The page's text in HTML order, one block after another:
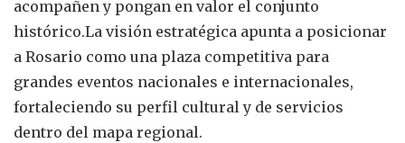
acompañen y pongan en valor el conjunto
histórico.La visión estratégica apunta a posicionar
a Rosario como una plaza competitiva para
grandes eventos nacionales e internacionales,
fortaleciendo su perfil cultural y de servicios
dentro del mapa regional.